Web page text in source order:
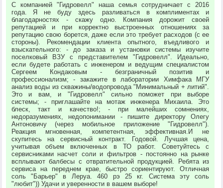
С компанией "Гидровелл" наша семья сотрудничает с 2016
года. Я не буду здесь разливаться в комплиментах и
благодарностях - скажу одно. Компания дорожит своей
репутацией и при корректно выстроенных отношениях за
репутацию свою борется, даже если это требует расходов (с ее
стороны). Рекомендации клиента опытного, въедливого и
взыскательного: - до заказа и установки системы изучите
поселковый ВЗУ с представителем "Гидровелл". Идеально,
если будете работать с инженером и ведущим специалистом
Сергеем Кондаковым - безграничный позитив и
профессионализм; - закажите в лаборатории Химфака МГУ
анализ воды из скважины/водопровода "Минимальный + литий".
Это и вам, и "Гидровелл" сильно поможет при выборе
системы; - приглашайте на мотаж инженера Михаила. Это
блеск, такт и качество!; - при малейших сомнениях,
недоразумениях, недопонимании - пишите директору Олегу
Антоновичу (через мобильное приложение "Гидровелл").
Реакция мгновенная, компетентная, эффективная.И не
скупитесь на сервисный контракт. Годовой. Лучшая цена,
учитывая объем включенных в ТО работ. Советуйтесь с
сервисниками насчет соли и фильтров - постоянно на рынке
всплывают балбесы с отвратительной продукцией. Ребята из
сервиса на переднем крае, быстро сориентируют. Отличная
соль "Барьер" в Леруа. 460 рэ 25 кг. Система эту соль
"любит")) Удачи и уверенности в вашем выборе!